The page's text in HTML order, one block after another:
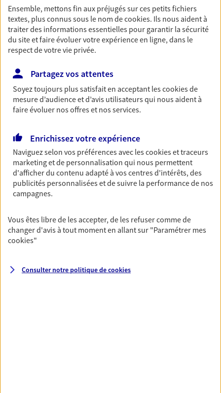
Garantie Accidents de la Vie
Bricoleuse, féru de jardinage, pâtissier en herbe
ou grande lectrice… personne n'est à l'abri d'un
accident du quotidien. Avec Ma Protection
Accident, protégez votre qualité de vie et vos
revenus.
Découvrir l'offre Garantie Accidents de la Vie
Multirisque Entreprise
Gagnez en simplicité et en sérénité avec votre
assurance multirisque entreprise. Un contrat
unique pour protéger vos locaux, matériels pro,
responsabilité civile.
Découvrir l'offre Multirisque Entreprise
Ensemble, mettons fin aux préjugés sur ces petits fichiers
textes, plus connus sous le nom decookies. Ils nous aident à
traiter des informations essentielles pour garantir la sécurité
du site et faire évoluer votre expérience en ligne, dans le
respect de votre vie privée.
Partagez vos attentes
Soyez toujours plus satisfait en acceptant lescookiesde
mesure d’audience et d’avis utilisateurs qui nous aident à
faire évoluer nos offres et nos services.
Enrichissez votre expérience
Naviguez selon vos préférences avec lescookies et traceurs
marketing et de personnalisation qui nous permettent
d'afficher du contenu adapté à vos centres d'intérêts, des
publicités personnalisées et de suivre la performance de nos
campagnes.
Vous êtes libre de les accepter, de les refuser comme de
changer d'avis à tout moment en allant sur "Paramétrer mes
cookies"
Consulter notre politique decookies